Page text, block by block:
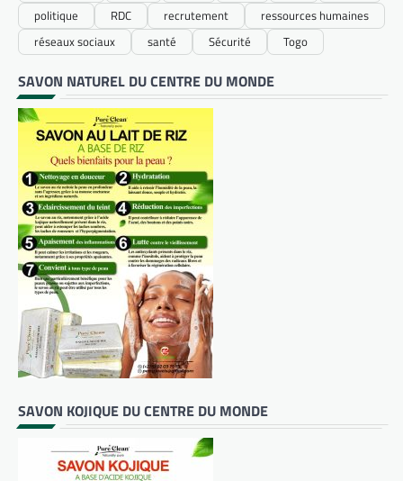
politique
RDC recrutement
ressources humaines
réseaux sociaux
santé Sécurité Togo
SAVON NATUREL DU CENTRE DU MONDE
SAVON KOJIQUE DU CENTRE DU MONDE